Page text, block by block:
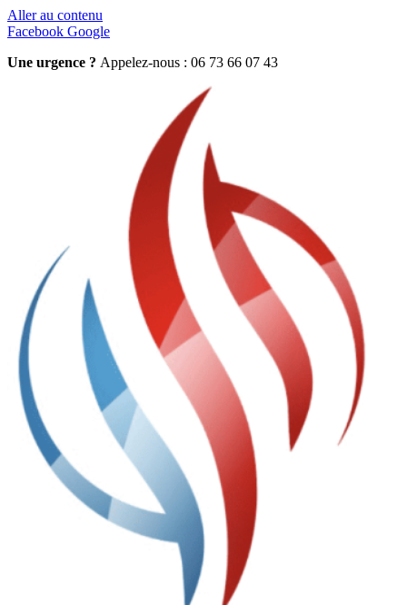
Aller au contenu
Facebook Google
Une urgence ? Appelez-nous : 06 73 66 07 43